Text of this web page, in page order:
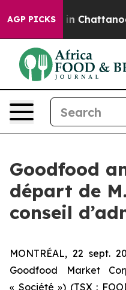
AGP PICKS
Chaos in
Goodfood
départ de
conseil
MONTRÉAL, 22 sept.
Goodfood Market
« Société ») (TSX :